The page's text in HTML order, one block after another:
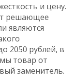
и цену.
решающее
являются
2050 рублей, в
товар от
заменитель.